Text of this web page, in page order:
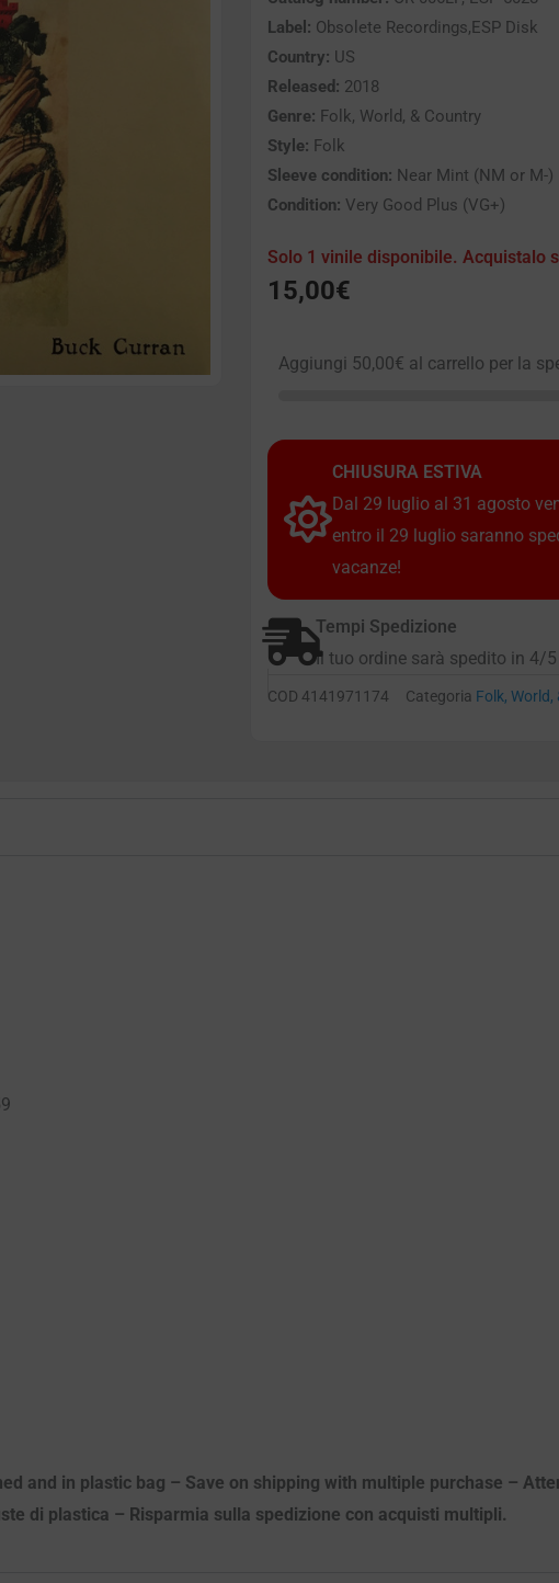
Label: Obsolete Recordings,ESP Disk
Country: US
Released: 2018
Genre: Folk, World, & Country
Style: Folk
Sleeve condition: Near Mint (NM or M-)
Condition: Very Good Plus (VG+)
Solo 1 vinile disponibile. Acquistalo
15,00€
Aggiungi 50,00€ al carrello per la
CHIUSURA ESTIVA
Dal 29 luglio al 31 agosto
entro il 29 luglio saranno
vacanze!
Tempi Spedizione
Il tuo ordine sarà spedito in 4/
COD 4141971174 Categoria Folk,
and in plastic bag – Save on shipping with multiple purchase –
di plastica – Risparmia sulla spedizione con acquisti multipli.